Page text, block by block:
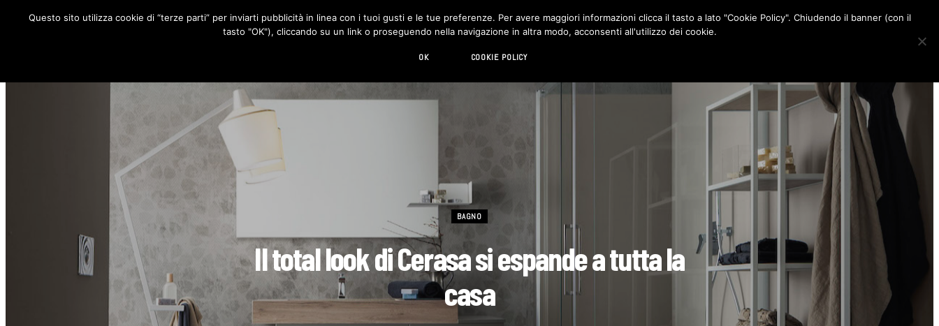
RUBRICHE DESIGN LIVING HI-TECH CHI SIAMO CONTATTI
o
r
a
m
d
BAGNO
Il total look di Cerasa si espande a tutta la
casa
Questo sito utilizza cookie di “terze parti” per inviarti pubblicità in linea con i tuoi gusti e le tue preferenze. Per avere maggiori informazioni clicca il tasto a lato "Cookie Policy". Chiudendo il banner (con il
tasto "OK"), cliccando su un link o proseguendo nella navigazione in altra modo, acconsenti all'utilizzo dei cookie.
OK COOKIE POLICY